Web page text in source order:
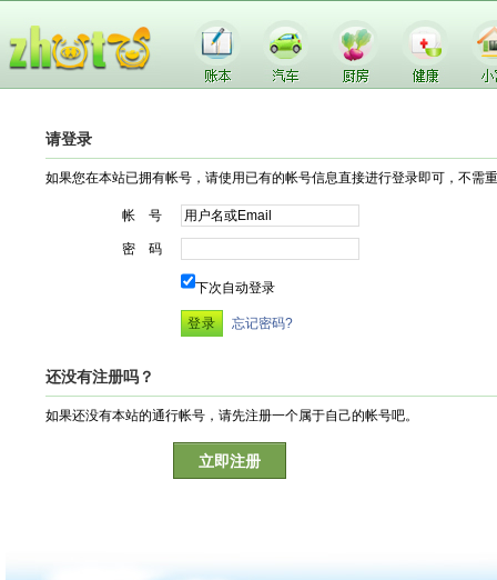
请登录
如果您在本站已拥有帐号，请使用已有的帐号信息直接进行登录即可，不需
帐 号
密 码
下次自动登录
忘记密码?
还没有注册吗？
如果还没有本站的通行帐号，请先注册一个属于自己的帐号吧。
立即注册